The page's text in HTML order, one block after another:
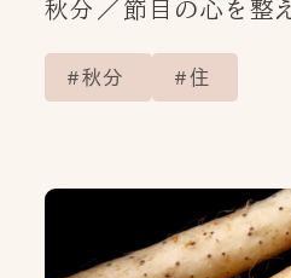
秋分／節目の心を整
秋分 住